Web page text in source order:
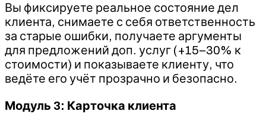
Вы фиксируете реальное состояние дел
клиента, снимаете с себя ответственность
за старые ошибки, получаете аргументы
для предложений доп. услуг (+15–30% к
стоимости) и показываете клиенту, что
ведёте его учёт прозрачно и безопасно.
Модуль 3: Карточка клиента